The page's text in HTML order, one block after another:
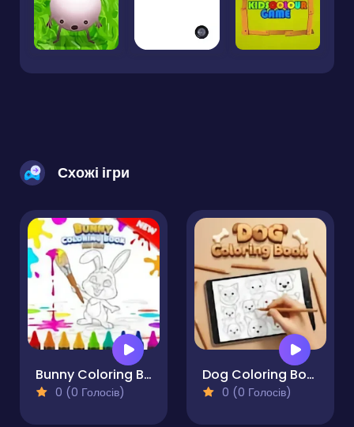
Схожі ігри
Bunny Coloring Book for Kids
0 (0 Голосів)
Dog Coloring Book
0 (0 Голосів)